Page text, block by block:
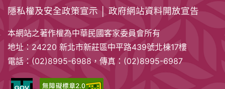
隱私權及安全政策宣示 政府網站資料開放宣告
本網站之著作權為中華民國客家委員會所有
地址：24220 新北市新莊區中平路439號北棟17樓
電話：(02)8995-6988，傳真：(02)8995-6987